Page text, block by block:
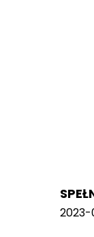
2023-